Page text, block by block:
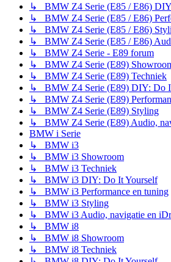
↳ BMW Z4 Serie (E85 / E86)
↳ BMW Z4 Serie (E85 / E86)
↳ BMW Z4 Serie (E85 / E86)
↳ BMW Z4 Serie (E85 / E86)
↳ BMW Z4 Serie - E89 forum
↳ BMW Z4 Serie (E89)
↳ BMW Z4 Serie (E89) Techniek
↳ BMW Z4 Serie (E89) DIY: Do
↳ BMW Z4 Serie (E89)
↳ BMW Z4 Serie (E89) Styling
↳ BMW Z4 Serie (E89) Audio,
BMW i Serie
↳ BMW i3
↳ BMW i3 Showroom
↳ BMW i3 Techniek
↳ BMW i3 DIY: Do It Yourself
↳ BMW i3 Performance en tuning
↳ BMW i3 Styling
↳ BMW i3 Audio, navigatie en
↳ BMW i8
↳ BMW i8 Showroom
↳ BMW i8 Techniek